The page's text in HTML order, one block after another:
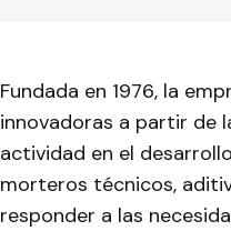
Fundada en 1976, la
innovadoras a partir de
actividad en el
morteros técnicos,
responder a las